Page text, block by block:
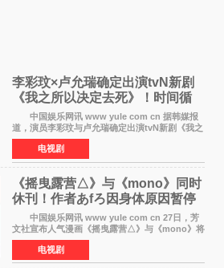
李彩玟×卢允瑞确定出演tvN新剧
《我之所以决定去死》！时间循
环青春爱情来袭
中国娱乐网讯 www yule com cn 据韩媒报
道，演员李彩玟与卢允瑞确定出演tvN新剧《我之
所以决定去死》，分别担任男女主角。该剧预计
将于明年播出，引发观众期待。 本剧改编自
NAVER同名人气
电视剧
《摇曳露营△》与《mono》同时
休刊！作者あfろ因身体原因暂停
双连载
中国娱乐网讯 www yule com cn 27日，芳
文社宣布人气漫画《摇曳露营△》与《mono》将
暂停连载一段时间，原因是漫画家あfろ身体状况
不佳。 编辑部表示：一直承蒙各位对
《mono》的喜爱，
电视剧